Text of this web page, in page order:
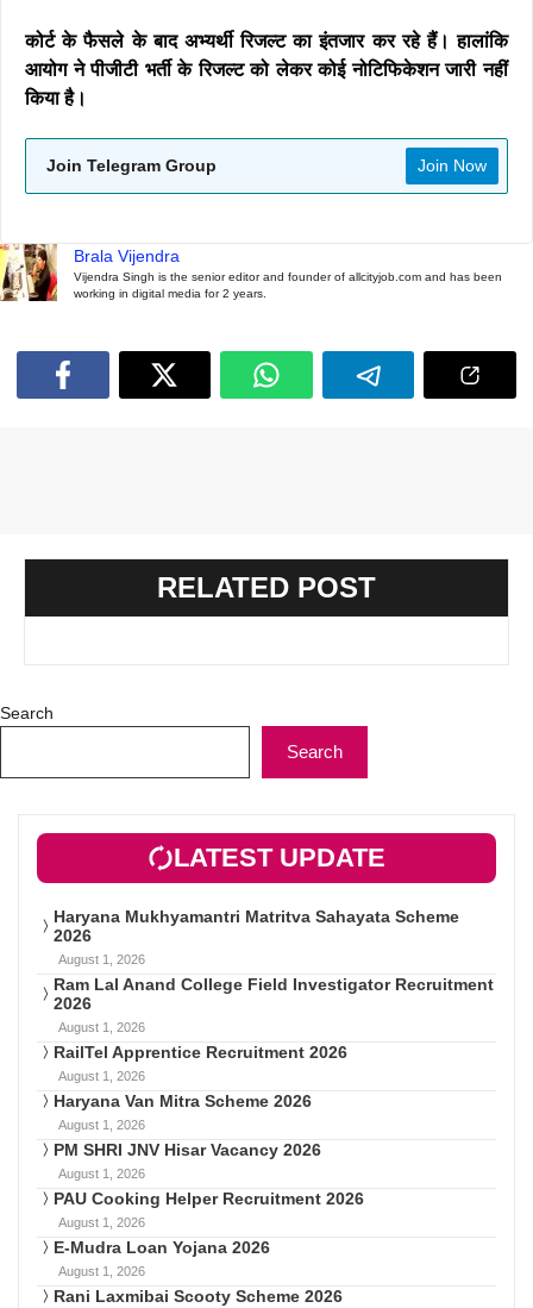
कोर्ट के फैसले के बाद अभ्यर्थी रिजल्ट का इंतजार कर रहे हैं। हालांकि
आयोग ने पीजीटी भर्ती के रिजल्ट को लेकर कोई नोटिफिकेशन जारी नहीं
किया है।
Join Telegram Group Join Now
Brala Vijendra
Vijendra Singh is the senior editor and founder of allcityjob.com and has been
working in digital media for 2 years.
RELATED POST
Search
Search
LATEST UPDATE
Haryana Mukhyamantri Matritva Sahayata Scheme
2026
August 1, 2026
Ram Lal Anand College Field Investigator Recruitment
2026
August 1, 2026
RailTel Apprentice Recruitment 2026
August 1, 2026
Haryana Van Mitra Scheme 2026
August 1, 2026
PM SHRI JNV Hisar Vacancy 2026
August 1, 2026
PAU Cooking Helper Recruitment 2026
August 1, 2026
E-Mudra Loan Yojana 2026
August 1, 2026
Rani Laxmibai Scooty Scheme 2026